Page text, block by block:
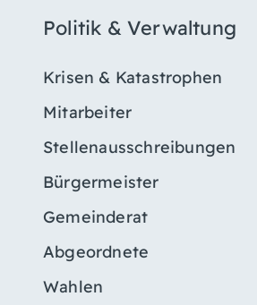
Politik & Verwaltung
Krisen & Katastrophen
Mitarbeiter
Stellenausschreibungen
Bürgermeister
Gemeinderat
Abgeordnete
Wahlen